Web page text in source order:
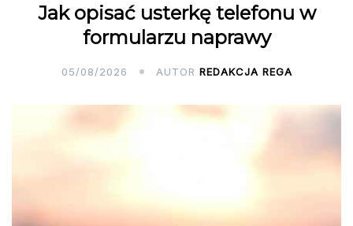
Jak opisać usterkę telefonu w
formularzu naprawy
05/08/2026 AUTOR REDAKCJA REGA